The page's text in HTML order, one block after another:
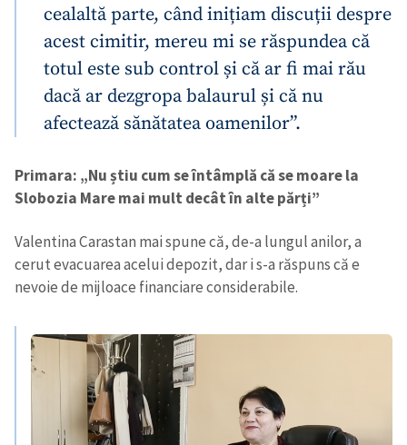
cealaltă parte, când inițiam discuții despre
acest cimitir, mereu mi se răspundea că
totul este sub control și că ar fi mai rău
dacă ar dezgropa balaurul și că nu
afectează sănătatea oamenilor”.
Primara: „Nu știu cum se întâmplă că se moare la
Slobozia Mare mai mult decât în alte părți”
Valentina Carastan mai spune că, de-a lungul anilor, a
cerut evacuarea acelui depozit, dar i s-a răspuns că e
nevoie de mijloace financiare considerabile.